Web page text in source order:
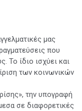
μας
που
Το ίδιο ισχύει και
των κοινωνικών
την υπογραφή
σε διαφορετικές